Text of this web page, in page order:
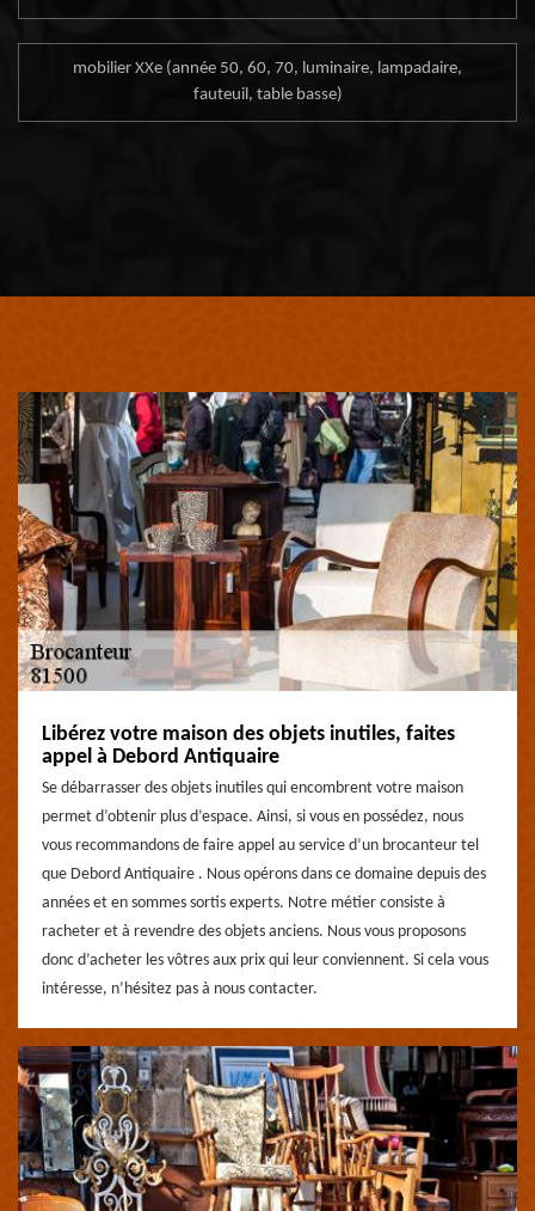
mobilier XXe (année 50, 60, 70, luminaire, lampadaire,
fauteuil, table basse)
Libérez votre maison des objets inutiles, faites
appel à Debord Antiquaire
Se débarrasser des objets inutiles qui encombrent votre maison
permet d’obtenir plus d’espace. Ainsi, si vous en possédez, nous
vous recommandons de faire appel au service d’un brocanteur tel
que Debord Antiquaire . Nous opérons dans ce domaine depuis des
années et en sommes sortis experts. Notre métier consiste à
racheter et à revendre des objets anciens. Nous vous proposons
donc d’acheter les vôtres aux prix qui leur conviennent. Si cela vous
intéresse, n’hésitez pas à nous contacter.